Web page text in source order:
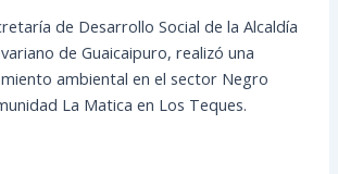
de Desarrollo Social de la Alcaldía
de Guaicaipuro, realizó una
ambiental en el sector Negro
La Matica en Los Teques.